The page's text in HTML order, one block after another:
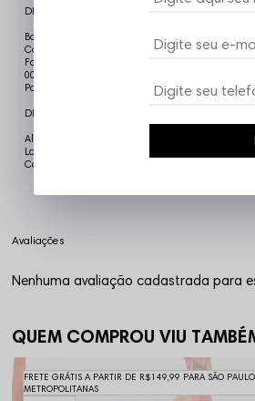
DETALHES DO PRODUTO
Bolsa Cooler Térmica Fire 3 Bolsos
Capacidade 15 Litros
Forro Térmico Interno 1
00% Poliester
Possui alça single para fixar a bolsa.
DIMENSÔES
Altura 23cm
Largura 20 cm
Comprimento 39cm
Nenhuma avaliação cadastrada para
QUEM COMPROU VIU
FRETE GRÁTIS A PARTIR DE R$149,99 PARA SÃO
METROPOLITANAS